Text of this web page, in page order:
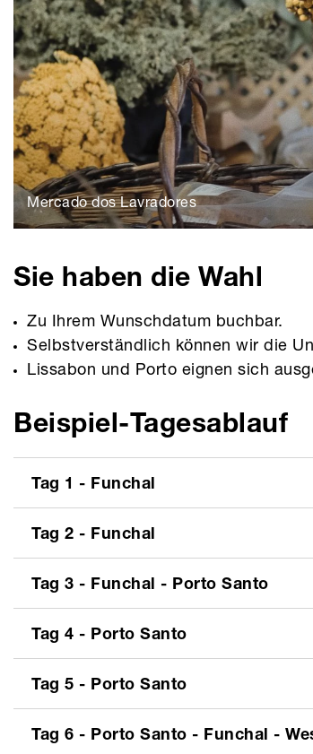
Mercado dos Lavradores
Sie haben die Wahl
Zu Ihrem Wunschdatum buchbar.
Selbstverständlich können wir die
Lissabon und Porto eignen sich
Beispiel-Tagesablauf
Tag 1 - Funchal
Tag 2 - Funchal
Tag 3 - Funchal - Porto Santo
Tag 4 - Porto Santo
Tag 5 - Porto Santo
Tag 6 - Porto Santo - Funchal -